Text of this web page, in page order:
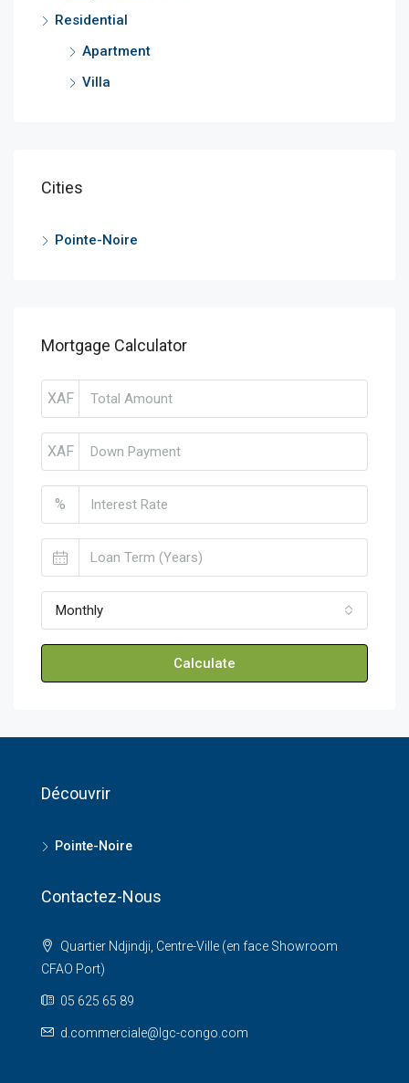
Residential
Apartment
Villa
Cities
Pointe-Noire
Mortgage Calculator
XAF
XAF
%
Monthly
Calculate
Découvrir
Pointe-Noire
Contactez-Nous
Quartier Ndjindji, Centre-Ville (en face Showroom
CFAO Port)
05 625 65 89
d.commerciale@lgc-congo.com